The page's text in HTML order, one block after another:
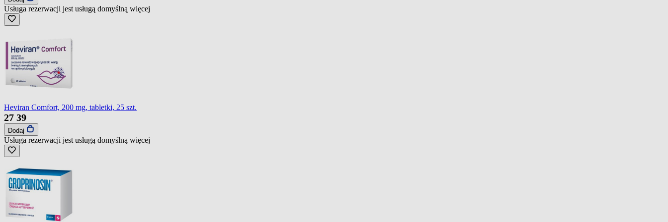
Usługa rezerwacji jest usługą domyślną więcej
Heviran Comfort, 200 mg, tabletki, 25 szt.
27 39
Dodaj
Usługa rezerwacji jest usługą domyślną więcej